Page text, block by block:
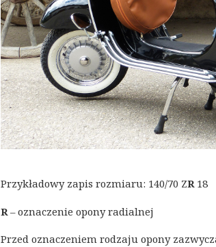
Przykładowy zapis rozmiaru: 140/70 ZR 18
R – oznaczenie opony radialnej
Przed oznaczeniem rodzaju opony